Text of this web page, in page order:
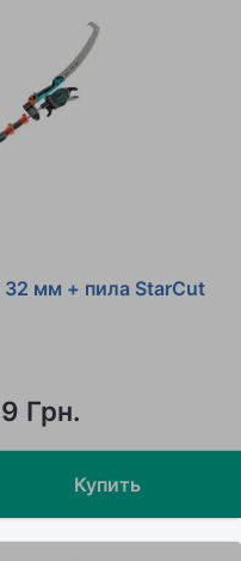
32 мм + пила StarCut
Грн.
Купить